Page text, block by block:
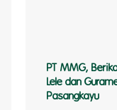
PT MMG,
Lele dan
Pasangkayu